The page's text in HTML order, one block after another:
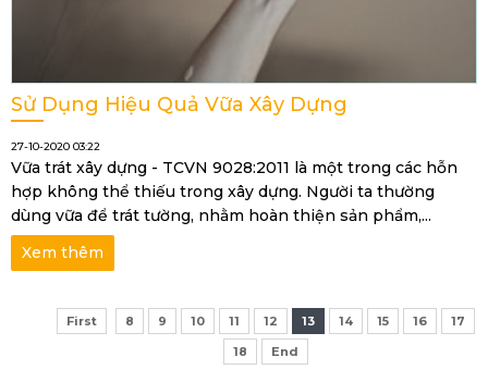
Sử Dụng Hiệu Quả Vữa Xây Dựng
27-10-2020 03:22
Vữa trát xây dựng - TCVN 9028:2011 là một trong các hỗn
hợp không thể thiếu trong xây dựng. Người ta thường
dùng vữa để trát tường, nhằm hoàn thiện sản phẩm,...
Xem thêm
First 8 9 10 11 12 13 14 15 16
17
18
End